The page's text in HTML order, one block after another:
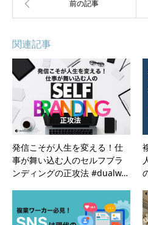
関連記事
発信こそが人生を変える！仕
事が舞い込む人のセルフブラ
ンディングの正攻法 #dualw…